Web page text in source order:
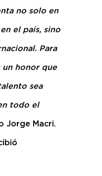
no solo en
el país, sino
Para
un honor que
sea
todo el
Jorge Macri.